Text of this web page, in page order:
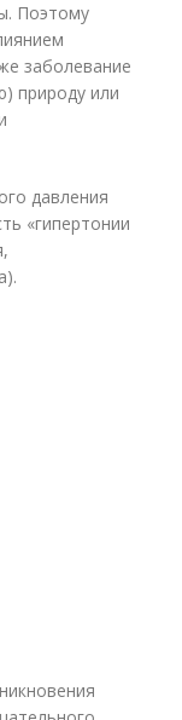
Поэтому
заболевание
природу или
давления
«гипертонии